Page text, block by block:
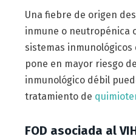
Una fiebre de origen
inmune o neutropénica
sistemas
pone en mayor riesgo
inmunológico débil
tratamiento de
FOD asociada al